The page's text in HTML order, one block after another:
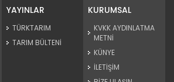
YAYINLAR
TÜRKTARIM
TARIM BÜLTENİ
KURUMSAL
KVKK AYDINLATMA
METNİ
KÜNYE
İLETİŞİM